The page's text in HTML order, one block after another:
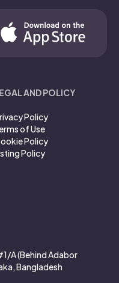
AND POLICY
Policy
of Use
Policy
Policy
A (Behind Adabor
Bangladesh